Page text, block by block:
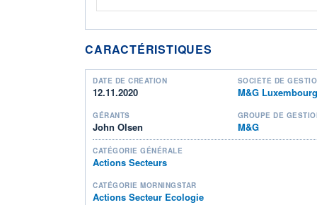
CARACTÉRISTIQUES
DATE DE CRÉATION
12.11.2020
SOCIÉTÉ DE
M&G
GÉRANTS
John Olsen
GROUPE DE
M&G
CATÉGORIE GÉNÉRALE
Actions Secteurs
CATÉGORIE MORNINGSTAR
Actions Secteur Ecologie